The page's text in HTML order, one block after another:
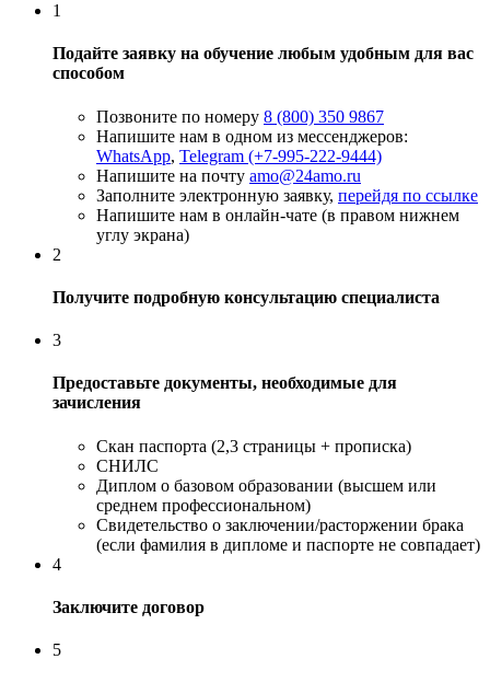
1
Подайте заявку на обучение любым удобным для вас
способом
Позвоните по номеру 8 (800) 350 9867
Напишите нам в одном из мессенджеров:
WhatsApp, Telegram (+7-995-222-9444)
Напишите на почту amo@24amo.ru
Заполните электронную заявку, перейдя по ссылке
Напишите нам в онлайн-чате (в правом нижнем
углу экрана)
2
Получите подробную консультацию специалиста
3
Предоставьте документы, необходимые для
зачисления
Скан паспорта (2,3 страницы + прописка)
СНИЛС
Диплом о базовом образовании (высшем или
среднем профессиональном)
Свидетельство о заключении/расторжении брака
(если фамилия в дипломе и паспорте не совпадает)
4
Заключите договор
5